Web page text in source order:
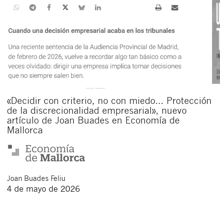
«Decidir con criterio, no con miedo… Protección
de la discrecionalidad empresarial», nuevo
artículo de Joan Buades en Economía de
Mallorca
Joan Buades Feliu
4 de mayo de 2026